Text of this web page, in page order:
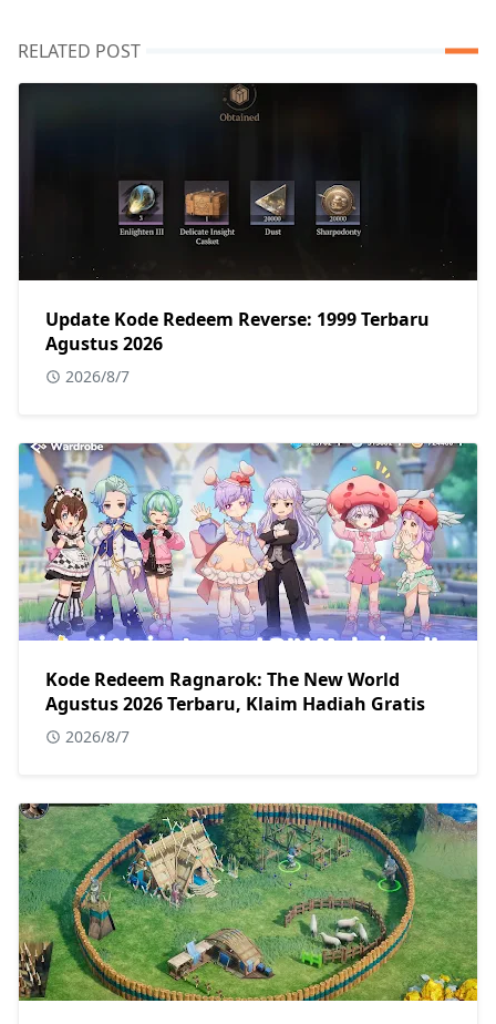
RELATED POST
Update Kode Redeem Reverse: 1999 Terbaru
Agustus 2026
2026/8/7
Kode Redeem Ragnarok: The New World
Agustus 2026 Terbaru, Klaim Hadiah Gratis
2026/8/7